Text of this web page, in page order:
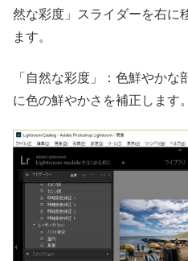
然な彩度」スライダーを右に
ます。
「自然な彩度」：色鮮やか
に色の鮮やかさを補正します。